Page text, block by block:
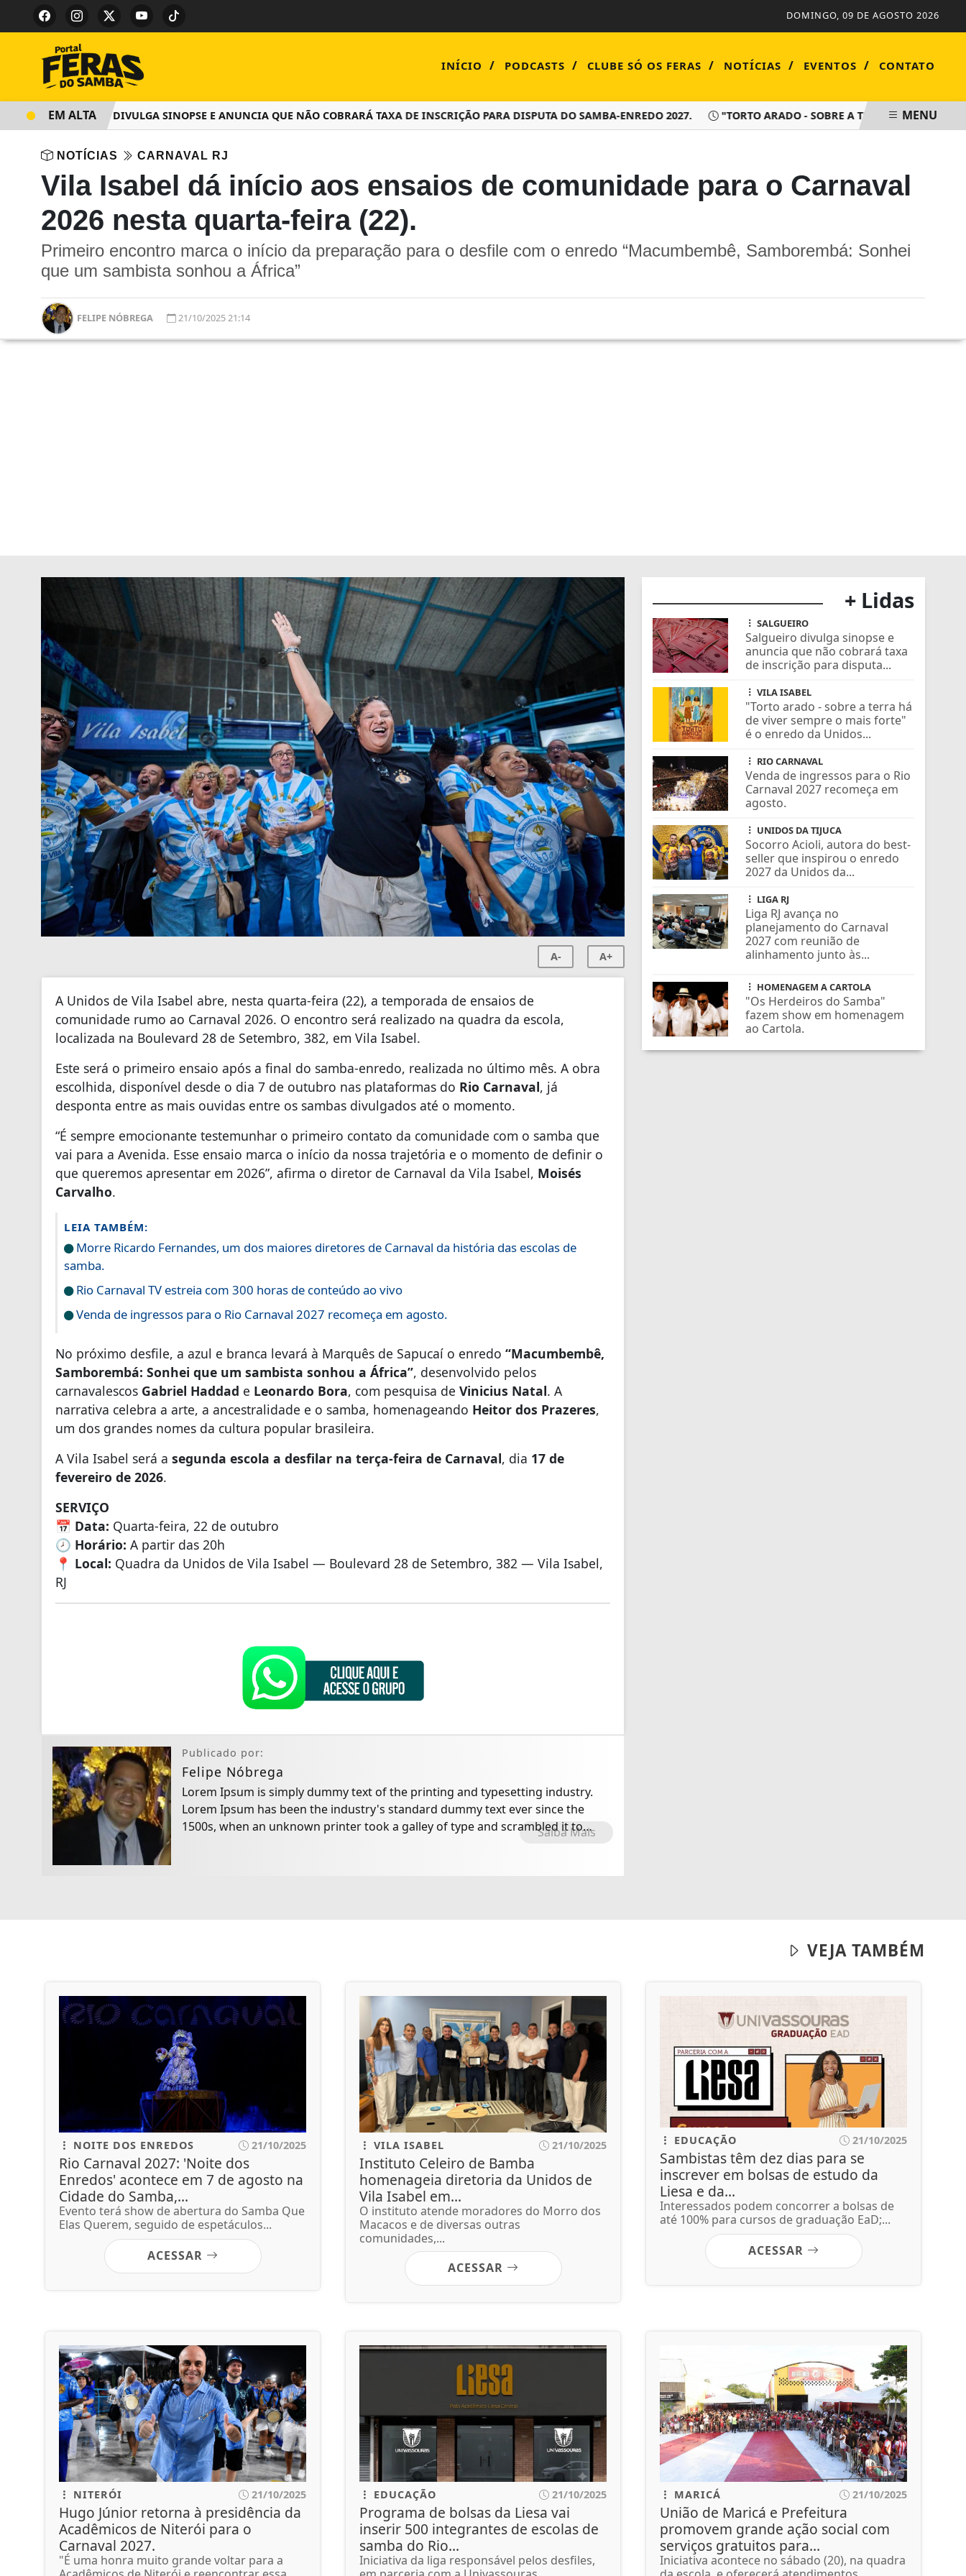
DOMINGO, 09 DE AGOSTO 2026
INÍCIO / PODCASTS / CLUBE SÓ OS FERAS / NOTÍCIAS / EVENTOS / CONTATO
SALGUEIRO DIVULGA SINOPSE E ANUNCIA QUE NÃO COBRARÁ TAXA DE INSCRIÇÃO PARA DISPUTA DO SAMBA-ENREDO 2027. "TORTO ARADO - SOBRE A TERRA HÁ DE VIVER
EM ALTA MENU
NOTÍCIAS CARNAVAL RJ
Vila Isabel dá início aos ensaios de comunidade para o Carnaval
2026 nesta quarta-feira (22).
Primeiro encontro marca o início da preparação para o desfile com o enredo “Macumbembê, Samborembá: Sonhei
que um sambista sonhou a África”
FELIPE NÓBREGA 21/10/2025 21:14
A- A+
A Unidos de Vila Isabel abre, nesta quarta-feira (22), a temporada de ensaios de
comunidade rumo ao Carnaval 2026. O encontro será realizado na quadra da escola,
localizada na Boulevard 28 de Setembro, 382, em Vila Isabel.
Este será o primeiro ensaio após a final do samba-enredo, realizada no último mês. A obra
escolhida, disponível desde o dia 7 de outubro nas plataformas do Rio Carnaval, já
desponta entre as mais ouvidas entre os sambas divulgados até o momento.
“É sempre emocionante testemunhar o primeiro contato da comunidade com o samba que
vai para a Avenida. Esse ensaio marca o início da nossa trajetória e o momento de definir o
que queremos apresentar em 2026”, afirma o diretor de Carnaval da Vila Isabel, Moisés
Carvalho.
LEIA TAMBÉM:
Morre Ricardo Fernandes, um dos maiores diretores de Carnaval da história das escolas de
samba.
Rio Carnaval TV estreia com 300 horas de conteúdo ao vivo
Venda de ingressos para o Rio Carnaval 2027 recomeça em agosto.
No próximo desfile, a azul e branca levará à Marquês de Sapucaí o enredo “Macumbembê,
Samborembá: Sonhei que um sambista sonhou a África”, desenvolvido pelos
carnavalescos Gabriel Haddad e Leonardo Bora, com pesquisa de Vinicius Natal. A
narrativa celebra a arte, a ancestralidade e o samba, homenageando Heitor dos Prazeres,
um dos grandes nomes da cultura popular brasileira.
A Vila Isabel será a segunda escola a desfilar na terça-feira de Carnaval, dia 17 de
fevereiro de 2026.
SERVIÇO
📅 Data: Quarta-feira, 22 de outubro
🕗 Horário: A partir das 20h
📍 Local: Quadra da Unidos de Vila Isabel — Boulevard 28 de Setembro, 382 — Vila Isabel,
RJ
Publicado por:
Felipe Nóbrega
Lorem Ipsum is simply dummy text of the printing and typesetting industry.
Lorem Ipsum has been the industry's standard dummy text ever since the
1500s, when an unknown printer took a galley of type and scrambled it to
Saiba Mais
+ Lidas
SALGUEIRO
Salgueiro divulga sinopse e
anuncia que não cobrará taxa
de inscrição para disputa...
VILA ISABEL
"Torto arado - sobre a terra há
de viver sempre o mais forte"
é o enredo da Unidos...
RIO CARNAVAL
Venda de ingressos para o Rio
Carnaval 2027 recomeça em
agosto.
UNIDOS DA TIJUCA
Socorro Acioli, autora do best-
seller que inspirou o enredo
2027 da Unidos da...
LIGA RJ
Liga RJ avança no
planejamento do Carnaval
2027 com reunião de
alinhamento junto às...
HOMENAGEM A CARTOLA
"Os Herdeiros do Samba"
fazem show em homenagem
ao Cartola.
VEJA TAMBÉM
NOITE DOS ENREDOS 21/10/2025
Rio Carnaval 2027: 'Noite dos
Enredos' acontece em 7 de agosto na
Cidade do Samba,...
Evento terá show de abertura do Samba Que
Elas Querem, seguido de espetáculos...
ACESSAR
VILA ISABEL 21/10/2025
Instituto Celeiro de Bamba
homenageia diretoria da Unidos de
Vila Isabel em...
O instituto atende moradores do Morro dos
Macacos e de diversas outras
comunidades,...
ACESSAR
EDUCAÇÃO 21/10/2025
Sambistas têm dez dias para se
inscrever em bolsas de estudo da
Liesa e da...
Interessados podem concorrer a bolsas de
até 100% para cursos de graduação EaD;...
ACESSAR
NITERÓI 21/10/2025
Hugo Júnior retorna à presidência da
Acadêmicos de Niterói para o
Carnaval 2027.
"É uma honra muito grande voltar para a
EDUCAÇÃO 21/10/2025
Programa de bolsas da Liesa vai
inserir 500 integrantes de escolas de
samba do Rio...
Iniciativa da liga responsável pelos desfiles,
MARICÁ 21/10/2025
União de Maricá e Prefeitura
promovem grande ação social com
serviços gratuitos para...
Iniciativa acontece no sábado (20), na quadra